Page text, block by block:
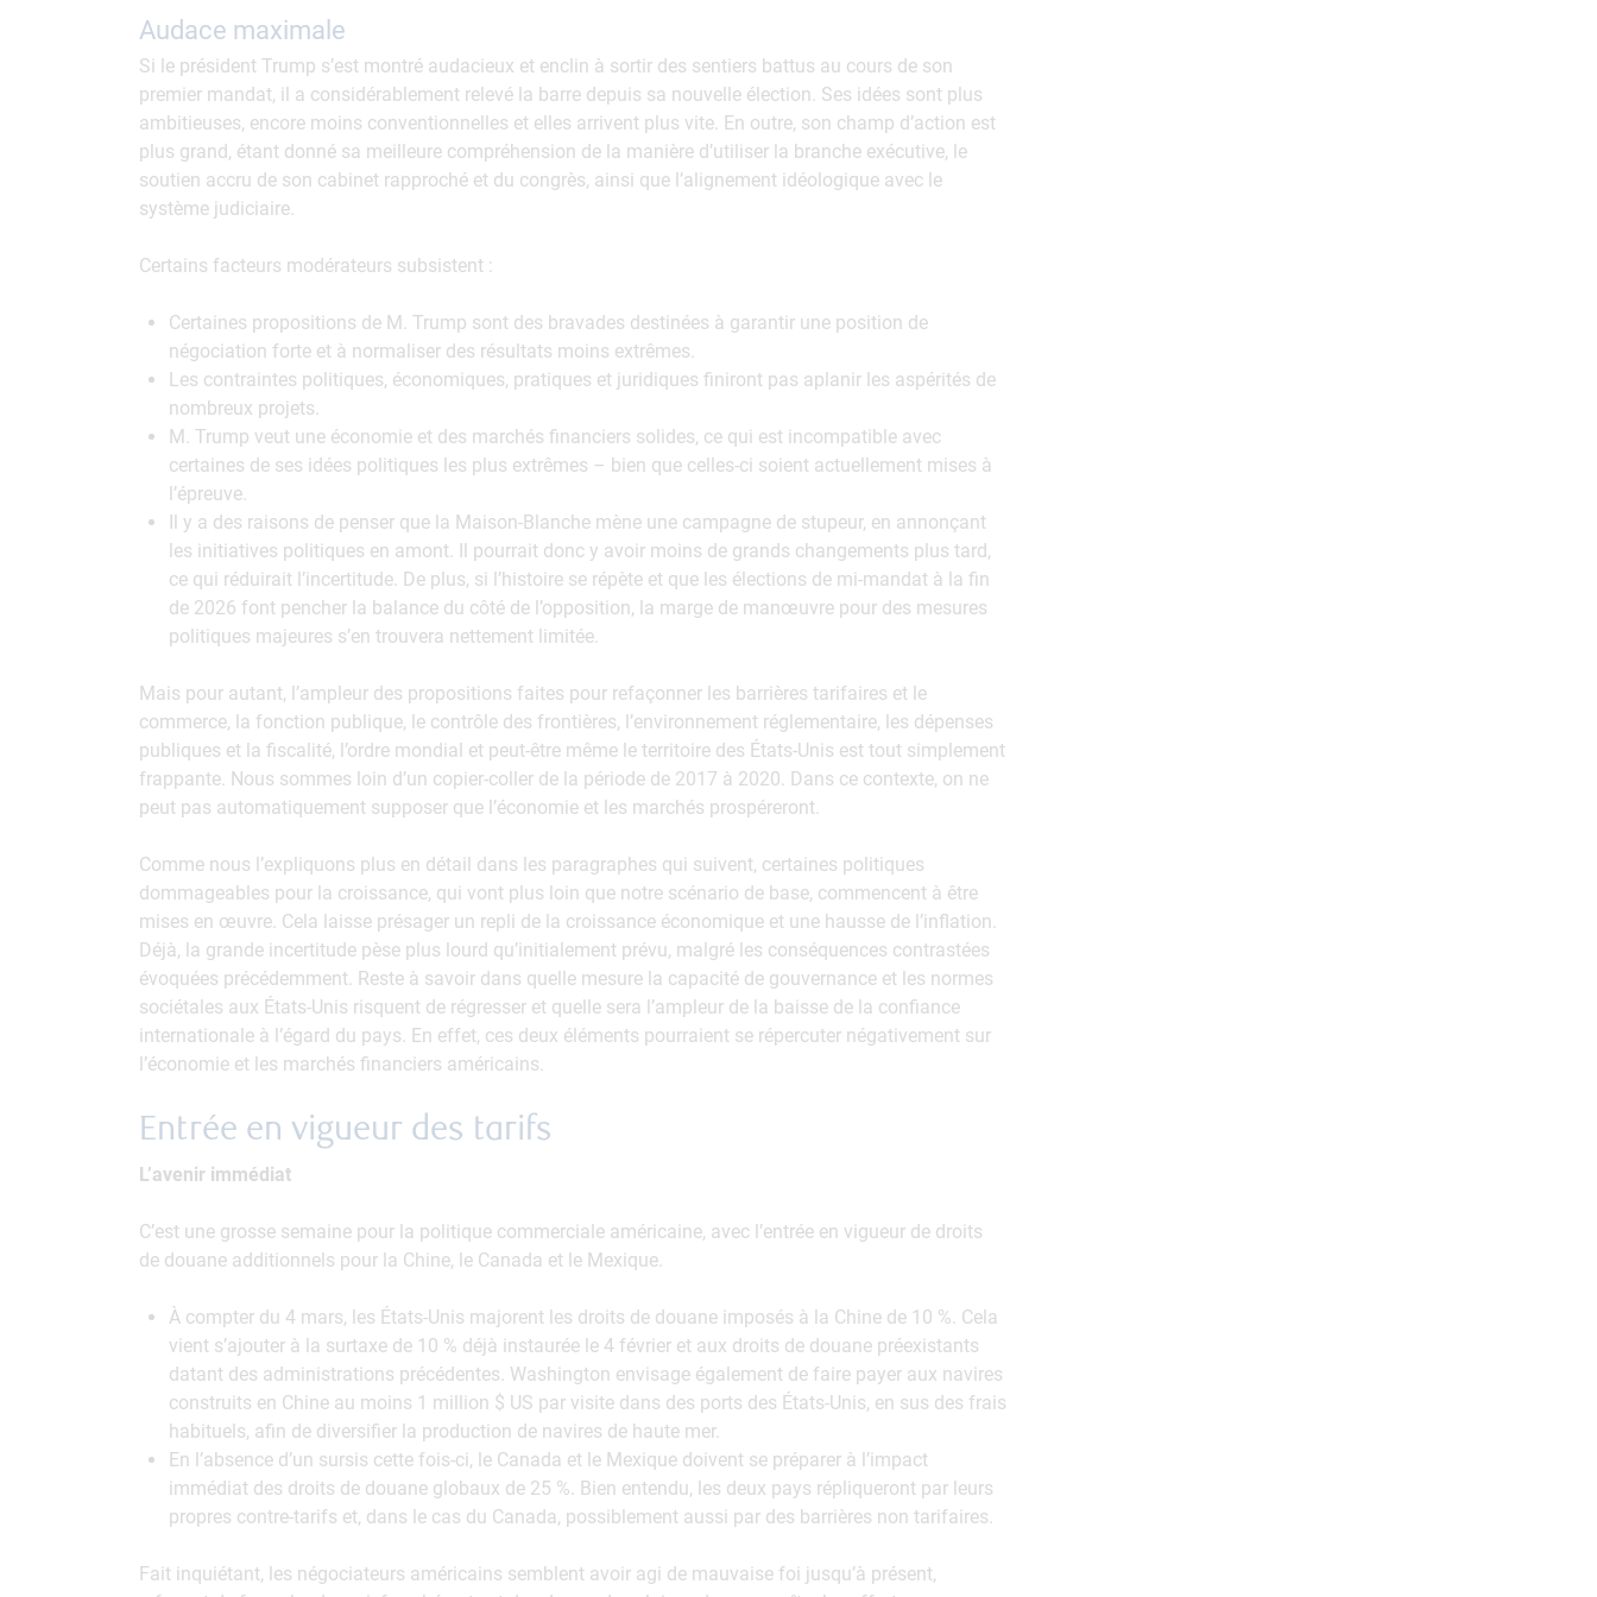
Audace maximale
Si le président Trump s’est montré audacieux et enclin à sortir des sentiers battus au cours de son
premier mandat, il a considérablement relevé la barre depuis sa nouvelle élection. Ses idées sont plus
ambitieuses, encore moins conventionnelles et elles arrivent plus vite. En outre, son champ d’action est
plus grand, étant donné sa meilleure compréhension de la manière d’utiliser la branche exécutive, le
soutien accru de son cabinet rapproché et du congrès, ainsi que l’alignement idéologique avec le
système judiciaire.
Certains facteurs modérateurs subsistent :
Certaines propositions de M. Trump sont des bravades destinées à garantir une position de
négociation forte et à normaliser des résultats moins extrêmes.
Les contraintes politiques, économiques, pratiques et juridiques finiront pas aplanir les aspérités de
nombreux projets.
M. Trump veut une économie et des marchés financiers solides, ce qui est incompatible avec
certaines de ses idées politiques les plus extrêmes – bien que celles-ci soient actuellement mises à
l’épreuve.
Il y a des raisons de penser que la Maison-Blanche mène une campagne de stupeur, en annonçant
les initiatives politiques en amont. Il pourrait donc y avoir moins de grands changements plus tard,
ce qui réduirait l’incertitude. De plus, si l’histoire se répète et que les élections de mi-mandat à la fin
de 2026 font pencher la balance du côté de l’opposition, la marge de manœuvre pour des mesures
politiques majeures s’en trouvera nettement limitée.
Mais pour autant, l’ampleur des propositions faites pour refaçonner les barrières tarifaires et le
commerce, la fonction publique, le contrôle des frontières, l’environnement réglementaire, les dépenses
publiques et la fiscalité, l’ordre mondial et peut-être même le territoire des États-Unis est tout simplement
frappante. Nous sommes loin d’un copier-coller de la période de 2017 à 2020. Dans ce contexte, on ne
peut pas automatiquement supposer que l’économie et les marchés prospéreront.
Comme nous l’expliquons plus en détail dans les paragraphes qui suivent, certaines politiques
dommageables pour la croissance, qui vont plus loin que notre scénario de base, commencent à être
mises en œuvre. Cela laisse présager un repli de la croissance économique et une hausse de l’inflation.
Déjà, la grande incertitude pèse plus lourd qu’initialement prévu, malgré les conséquences contrastées
évoquées précédemment. Reste à savoir dans quelle mesure la capacité de gouvernance et les normes
sociétales aux États-Unis risquent de régresser et quelle sera l’ampleur de la baisse de la confiance
internationale à l’égard du pays. En effet, ces deux éléments pourraient se répercuter négativement sur
l’économie et les marchés financiers américains.
Entrée en vigueur des tarifs
L’avenir immédiat
C’est une grosse semaine pour la politique commerciale américaine, avec l’entrée en vigueur de droits
de douane additionnels pour la Chine, le Canada et le Mexique.
À compter du 4 mars, les États-Unis majorent les droits de douane imposés à la Chine de 10 %. Cela
vient s’ajouter à la surtaxe de 10 % déjà instaurée le 4 février et aux droits de douane préexistants
datant des administrations précédentes. Washington envisage également de faire payer aux navires
construits en Chine au moins 1 million $ US par visite dans des ports des États-Unis, en sus des frais
habituels, afin de diversifier la production de navires de haute mer.
En l’absence d’un sursis cette fois-ci, le Canada et le Mexique doivent se préparer à l’impact
immédiat des droits de douane globaux de 25 %. Bien entendu, les deux pays répliqueront par leurs
propres contre-tarifs et, dans le cas du Canada, possiblement aussi par des barrières non tarifaires.
Fait inquiétant, les négociateurs américains semblent avoir agi de mauvaise foi jusqu’à présent,